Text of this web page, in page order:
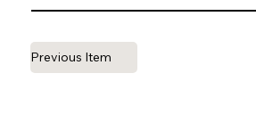
Previous Item